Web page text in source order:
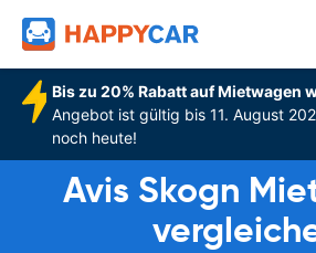
Bis zu 20% Rabatt auf Mietwagen
Angebot ist gültig bis 11. August
noch heute!
Avis Skogn